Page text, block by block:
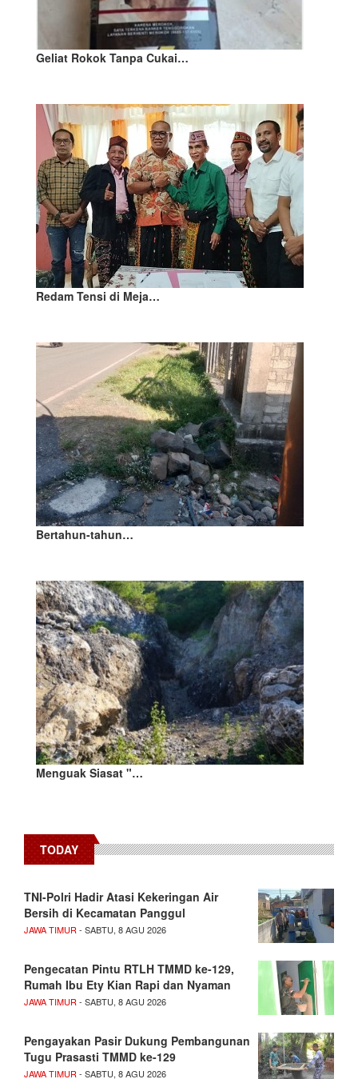
Geliat Rokok Tanpa Cukai…
Redam Tensi di Meja…
Bertahun-tahun…
Menguak Siasat "…
TODAY
TNI-Polri Hadir Atasi Kekeringan Air
Bersih di Kecamatan Panggul
JAWA TIMUR- SABTU, 8 AGU 2026
Pengecatan Pintu RTLH TMMD ke-129,
Rumah Ibu Ety Kian Rapi dan Nyaman
JAWA TIMUR- SABTU, 8 AGU 2026
Pengayakan Pasir Dukung Pembangunan
Tugu Prasasti TMMD ke-129
JAWA TIMUR- SABTU, 8 AGU 2026